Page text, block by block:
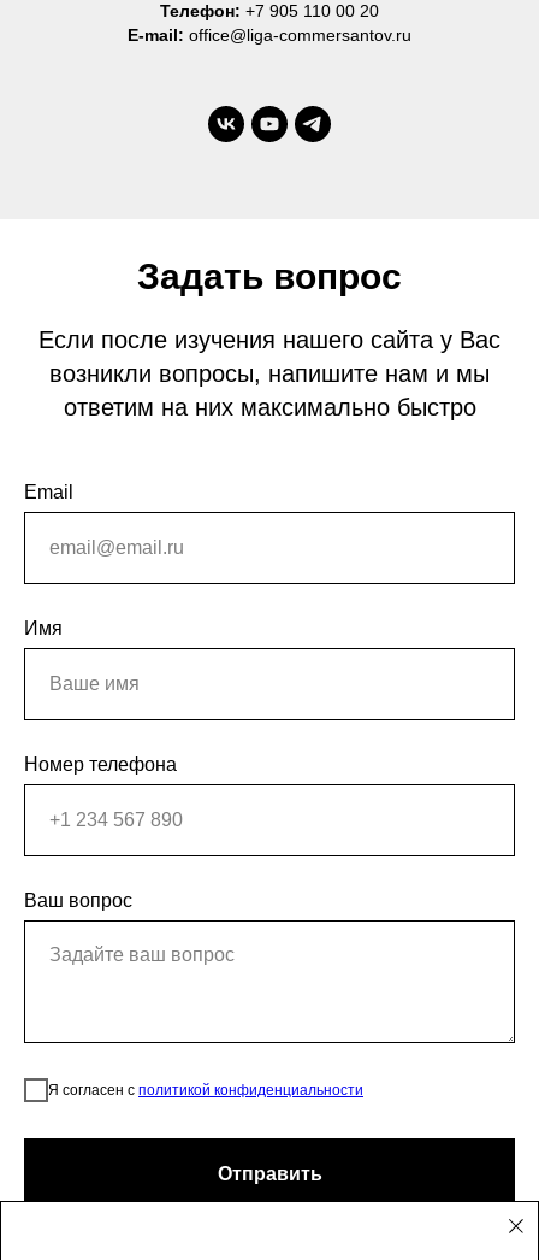
Телефон: +7 905 110 00 20
E-mail: office@liga-commersantov.ru
Задать вопрос
Если после изучения нашего сайта у Вас
возникли вопросы, напишите нам и мы
ответим на них максимально быстро
Email
Имя
Номер телефона
Ваш вопрос
Я согласен с политикой конфиденциальности
Отправить